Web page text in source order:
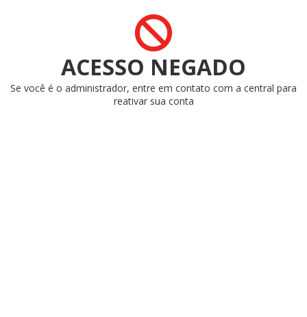
ACESSO NEGADO
Se você é o administrador, entre em contato com a central para
reativar sua conta